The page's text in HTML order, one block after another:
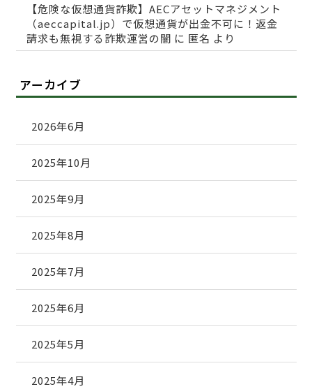
【危険な仮想通貨詐欺】AECアセットマネジメント
（aeccapital.jp）で仮想通貨が出金不可に！返金
請求も無視する詐欺運営の闇 に 匿名 より
アーカイブ
2026年6月
2025年10月
2025年9月
2025年8月
2025年7月
2025年6月
2025年5月
2025年4月